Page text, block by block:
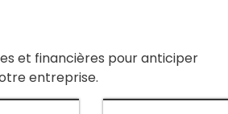
et financières pour anticiper
entreprise.